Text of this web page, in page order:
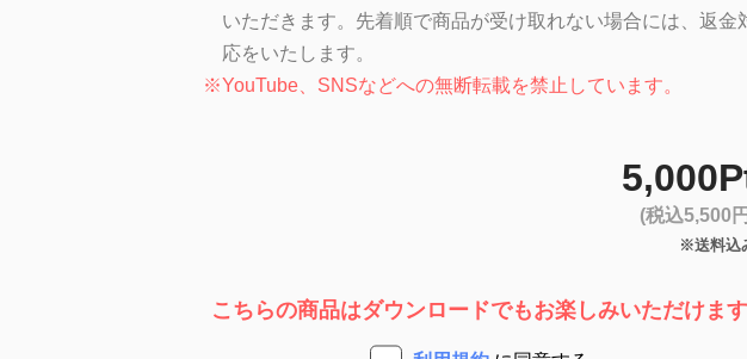
いただきます。先着順で商品が受け取れない場合には、返金
応をいたします。
※YouTube、SNSなどへの無断転載を禁止しています。
(税込5,500
※送料込
こちらの商品はダウンロードでもお楽しみいただけます